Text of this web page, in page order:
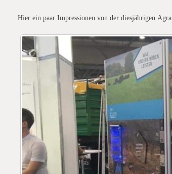
Hier ein paar Impressionen von der diesjährigen Agra